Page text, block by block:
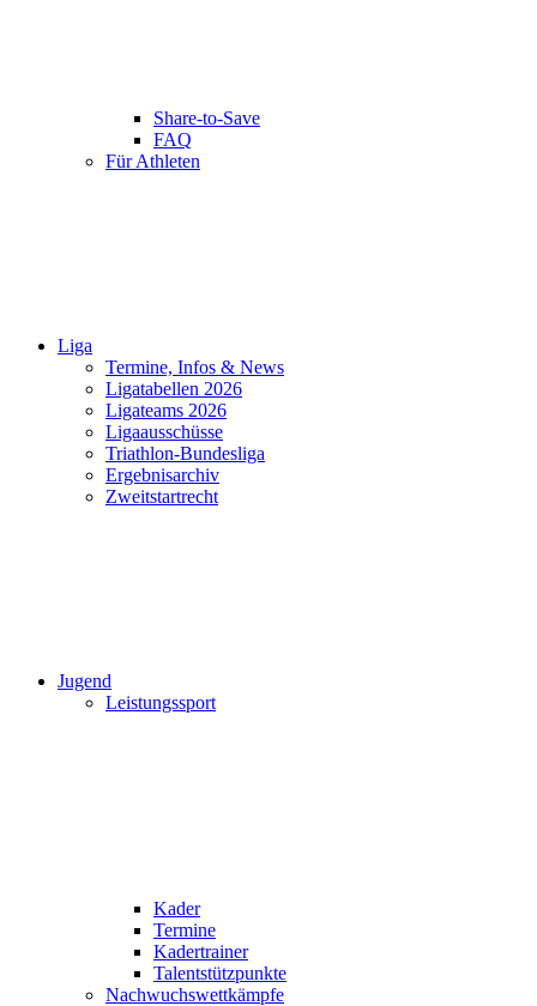
Share-to-Save
FAQ
Für Athleten
Liga
Termine, Infos & News
Ligatabellen 2026
Ligateams 2026
Ligaausschüsse
Triathlon-Bundesliga
Ergebnisarchiv
Zweitstartrecht
Jugend
Leistungssport
Kader
Termine
Kadertrainer
Talentstützpunkte
Nachwuchswettkämpfe